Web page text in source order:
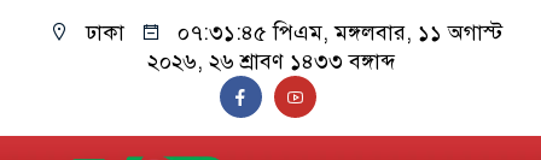
ঢাকা ০৭:৩১:৪৬ পিএম, মঙ্গলবার, ১১ অগাস্ট
২০২৬, ২৬ শ্রাবণ ১৪৩৩ বঙ্গাব্দ